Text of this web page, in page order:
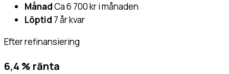
MånadCa 6 700 kr i månaden
Löptid 7 år kvar
Efter refinansiering
6,4 % ränta